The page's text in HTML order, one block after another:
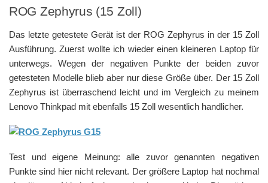
ROG Zephyrus (15 Zoll)
Das letzte getestete Gerät ist der ROG Zephyrus in der 15 Zoll
Ausführung. Zuerst wollte ich wieder einen kleineren Laptop für
unterwegs. Wegen der negativen Punkte der beiden zuvor
getesteten Modelle blieb aber nur diese Größe über. Der 15 Zoll
Zephyrus ist überraschend leicht und im Vergleich zu meinem
Lenovo Thinkpad mit ebenfalls 15 Zoll wesentlich handlicher.
Test und eigene Meinung: alle zuvor genannten negativen
Punkte sind hier nicht relevant. Der größere Laptop hat nochmal